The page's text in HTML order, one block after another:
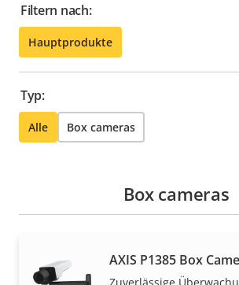
Filtern nach:
Hauptprodukte
Typ:
Alle Box cameras
Box cameras
AXIS P1385 Box